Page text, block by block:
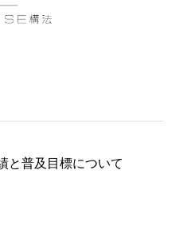
と普及目標について